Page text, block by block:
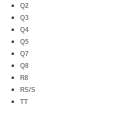
Q2
Q3
Q4
Q5
Q7
Q8
R8
RS/S
TT